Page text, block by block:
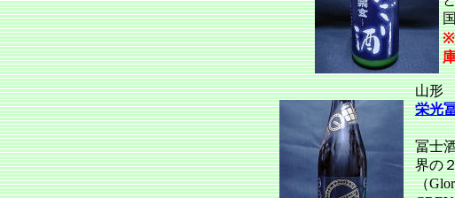
※
山形
栄光
無
冨士
界の
（